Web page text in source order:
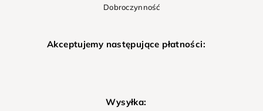
Dobroczynność
Akceptujemy następujące płatności:
Wysyłka: